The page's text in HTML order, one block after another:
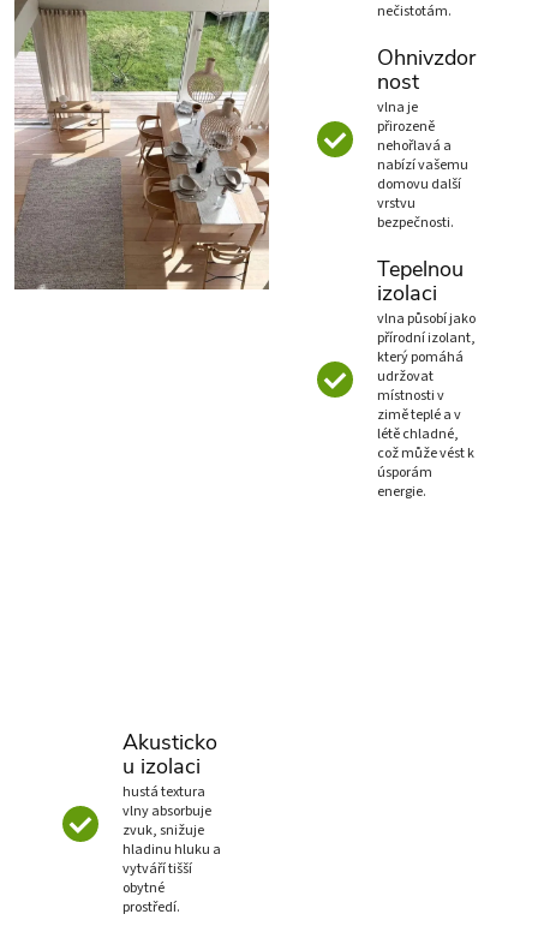
nečistotám.
Ohnivzdor
nost
vlna je
přirozeně
nehořlavá a
nabízí vašemu
domovu další
vrstvu
bezpečnosti.
Tepelnou
izolaci
vlna působí jako
přírodní izolant,
který pomáhá
udržovat
místnosti v
zimě teplé a v
létě chladné,
což může vést k
úsporám
energie.
Akusticko
u izolaci
hustá textura
vlny absorbuje
zvuk, snižuje
hladinu hluku a
vytváří tišší
obytné
prostředí.